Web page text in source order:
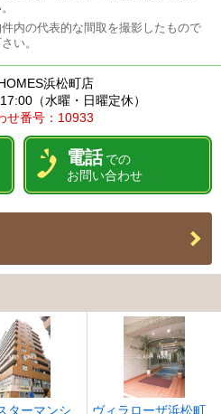
内の代表的な間取を撮影したもので
い。
浜松町店
（水曜・日曜定休）
せ番号：10933
電話 での
お問い合わせ
ターマンシ
ヴィラローザ浜松町